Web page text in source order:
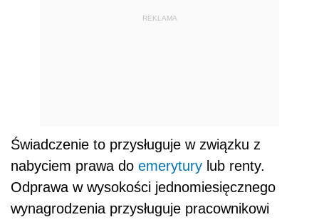
REKLAMA
Świadczenie to przysługuje w związku z
nabyciem prawa do emerytury lub renty.
Odprawa w wysokości jednomiesięcznego
wynagrodzenia przysługuje pracownikowi